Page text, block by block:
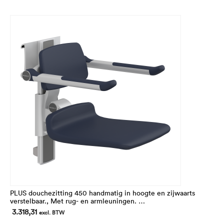
PLUS douchezitting 450 handmatig in hoogte en zijwaarts
verstelbaar., Met rug- en armleuningen.
In hoogte 195 mm verstelbaar.
3.318,31 excl. BTW